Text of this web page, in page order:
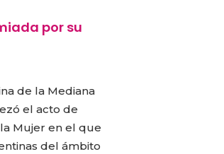
por su
de la Mediana
el acto de
Mujer en el que
del ámbito